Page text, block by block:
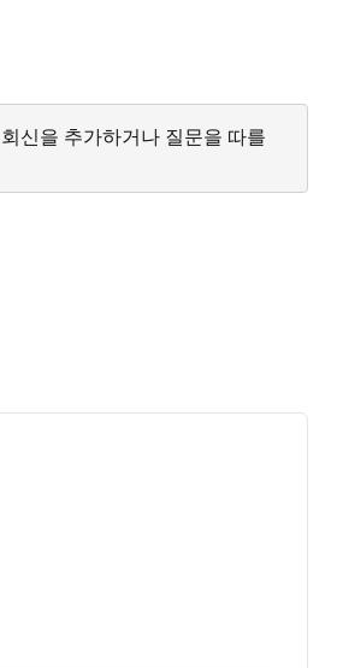
신을 추가하거나 질문을 따를